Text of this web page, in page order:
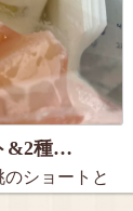
&2種…
ショートと